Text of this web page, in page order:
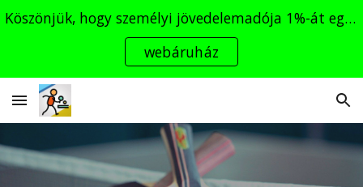
Skip to main content Skip to navigation
Köszönjük, hogy személyi jövedelemadója 1%-át egyesületünknek ajánlja! Adószám: 18717660-1-13
webáruház